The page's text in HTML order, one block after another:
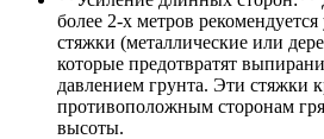
более 2-х метров
стяжки (металлические или
которые предотвратят
давлением грунта. Эти стяжки
противоположным сторонам
высоты.